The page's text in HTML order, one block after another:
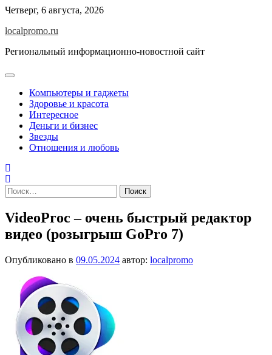
Перейти
содержимому
Четверг, 6 августа, 2026
localpromo.ru
Региональный информационно-новостной сайт
Компьютеры и гаджеты
Здоровье и красота
Интересное
Деньги и бизнес
Звезды
Отношения и любовь
Найти:
VideoProc – очень быстрый редактор
видео (розыгрыш GoPro 7)
Опубликовано в 09.05.2024 автор: localpromo